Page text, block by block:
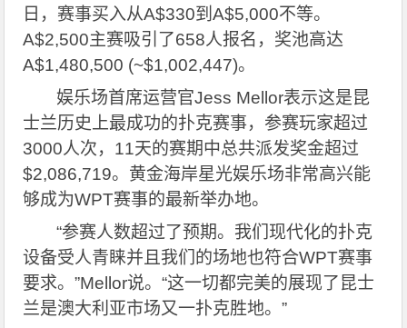
日，赛事买入从A$330到A$5,000不等。
A$2,500主赛吸引了658人报名，奖池高达
A$1,480,500 (~$1,002,447)。
娱乐场首席运营官Jess Mellor表示这是昆
士兰历史上最成功的扑克赛事，参赛玩家超过
3000人次，11天的赛期中总共派发奖金超过
$2,086,719。黄金海岸星光娱乐场非常高兴能
够成为WPT赛事的最新举办地。
“参赛人数超过了预期。我们现代化的扑克
设备受人青睐并且我们的场地也符合WPT赛事
要求。”Mellor说。“这一切都完美的展现了昆士
兰是澳大利亚市场又一扑克胜地。”